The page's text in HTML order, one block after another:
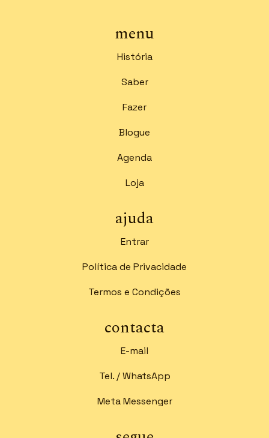
menu
História
Saber
Fazer
Blogue
Agenda
Loja
ajuda
Entrar
Política de Privacidade
Termos e Condições
contacta
E-mail
Tel. / WhatsApp
Meta Messenger